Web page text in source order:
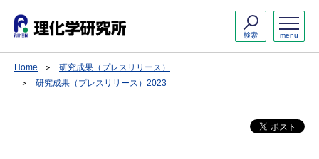
menu
検索
Home
研究成果（プレスリリース）
研究成果（プレスリリース）2023